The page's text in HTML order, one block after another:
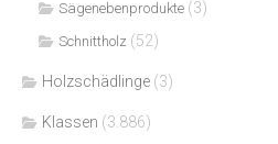
Sägenebenprodukte (3)
Schnittholz (52)
Holzschädlinge (3)
Klassen (3.886)